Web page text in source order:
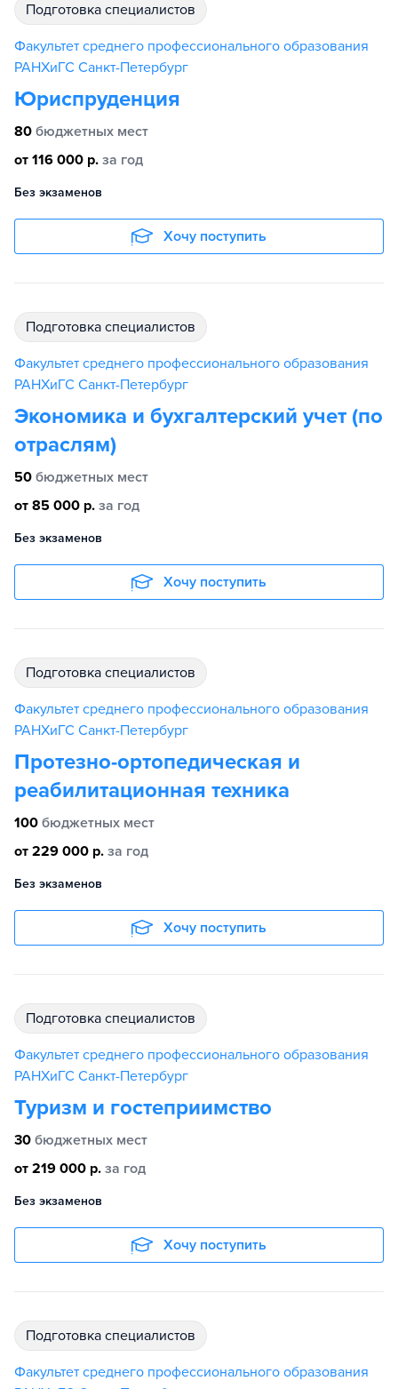
подготовка специалистов
Факультет среднего профессионального образования
РАНХиГС Санкт-Петербург
Юриспруденция
80 бюджетных мест
от 116 000 р. за год
Без экзаменов
Хочу поступить
подготовка специалистов
Факультет среднего профессионального образования
РАНХиГС Санкт-Петербург
Экономика и бухгалтерский учет (по
отраслям)
50 бюджетных мест
от 85 000 р. за год
Без экзаменов
Хочу поступить
подготовка специалистов
Факультет среднего профессионального образования
РАНХиГС Санкт-Петербург
Протезно-ортопедическая и
реабилитационная техника
100 бюджетных мест
от 229 000 р. за год
Без экзаменов
Хочу поступить
подготовка специалистов
Факультет среднего профессионального образования
РАНХиГС Санкт-Петербург
Туризм и гостеприимство
30 бюджетных мест
от 219 000 р. за год
Без экзаменов
Хочу поступить
подготовка специалистов
Факультет среднего профессионального образования